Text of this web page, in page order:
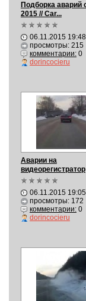
Подборка аварий
2015 // Car...
06.11.2015 19:48
просмотры: 215
комментарии:0
dorincocieru
Аварии на
видеорегистратор
подборка...
06.11.2015 19:05
просмотры: 172
комментарии:0
dorincocieru